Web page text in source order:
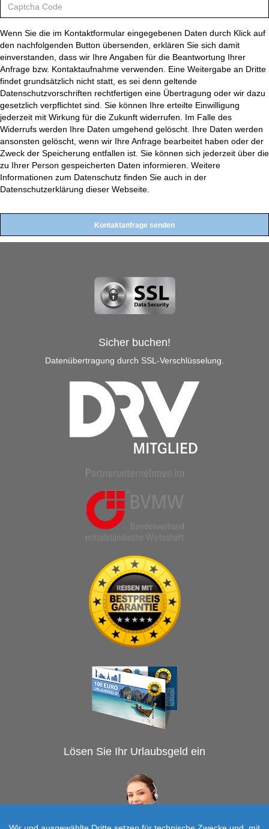
Wenn Sie die im Kontaktformular eingegebenen Daten durch Klick auf
den nachfolgenden Button übersenden, erklären Sie sich damit
einverstanden, dass wir Ihre Angaben für die Beantwortung Ihrer
Anfrage bzw. Kontaktaufnahme verwenden. Eine Weitergabe an Dritte
findet grundsätzlich nicht statt, es sei denn geltende
Datenschutzvorschriften rechtfertigen eine Übertragung oder wir dazu
gesetzlich verpflichtet sind. Sie können Ihre erteilte Einwilligung
jederzeit mit Wirkung für die Zukunft widerrufen. Im Falle des
Widerrufs werden Ihre Daten umgehend gelöscht. Ihre Daten werden
ansonsten gelöscht, wenn wir Ihre Anfrage bearbeitet haben oder der
Zweck der Speicherung entfallen ist. Sie können sich jederzeit über die
zu Ihrer Person gespeicherten Daten informieren. Weitere
Informationen zum Datenschutz finden Sie auch in der
Datenschutzerklärung dieser Webseite.
Sicher buchen!
Datenübertragung durch SSL-Verschlüsselung.
Lösen Sie Ihr Urlaubsgeld ein